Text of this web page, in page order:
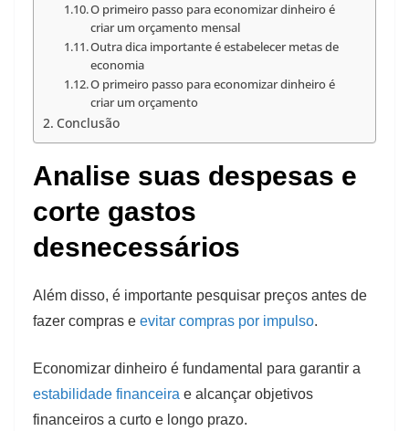
O primeiro passo para economizar dinheiro é
criar um orçamento mensal
Outra dica importante é estabelecer metas de
economia
O primeiro passo para economizar dinheiro é
criar um orçamento
Conclusão
Analise suas despesas e
corte gastos
desnecessários
Além disso, é importante pesquisar preços antes de
fazer compras e evitar compras por impulso.
Economizar dinheiro é fundamental para garantir a
estabilidade financeira e alcançar objetivos
financeiros a curto e longo prazo.